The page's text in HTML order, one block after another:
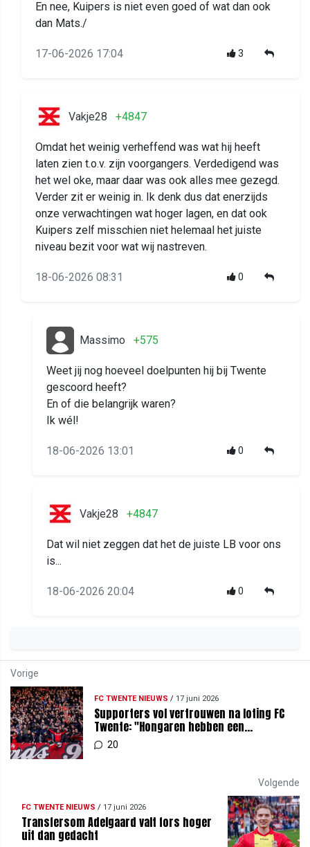
En nee, Kuipers is niet even goed of wat dan ook
dan Mats./
17-06-2026 17:04 3
Vakje28 +4847
Omdat het weinig verheffend was wat hij heeft
laten zien t.o.v. zijn voorgangers. Verdedigend was
het wel oke, maar daar was ook alles mee gezegd.
Verder zit er weinig in. Ik denk dus dat enerzijds
onze verwachtingen wat hoger lagen, en dat ook
Kuipers zelf misschien niet helemaal het juiste
niveau bezit voor wat wij nastreven.
18-06-2026 08:31 0
Massimo +575
Weet jij nog hoeveel doelpunten hij bij Twente
gescoord heeft?
En of die belangrijk waren?
Ik wél!
18-06-2026 13:01 0
Vakje28 +4847
Dat wil niet zeggen dat het de juiste LB voor ons
is...
18-06-2026 20:04 0
Vorige
FC TWENTE NIEUWS / 17 juni 2026
Supporters vol vertrouwen na loting FC
Twente: "Hongaren hebben een
waardeloos elftal"
20
Volgende
FC TWENTE NIEUWS / 17 juni 2026
Transfersom Adelgaard valt fors hoger
uit dan gedacht